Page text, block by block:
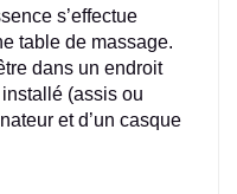
s’effectue
table de massage.
dans un endroit
(assis ou
et d’un casque